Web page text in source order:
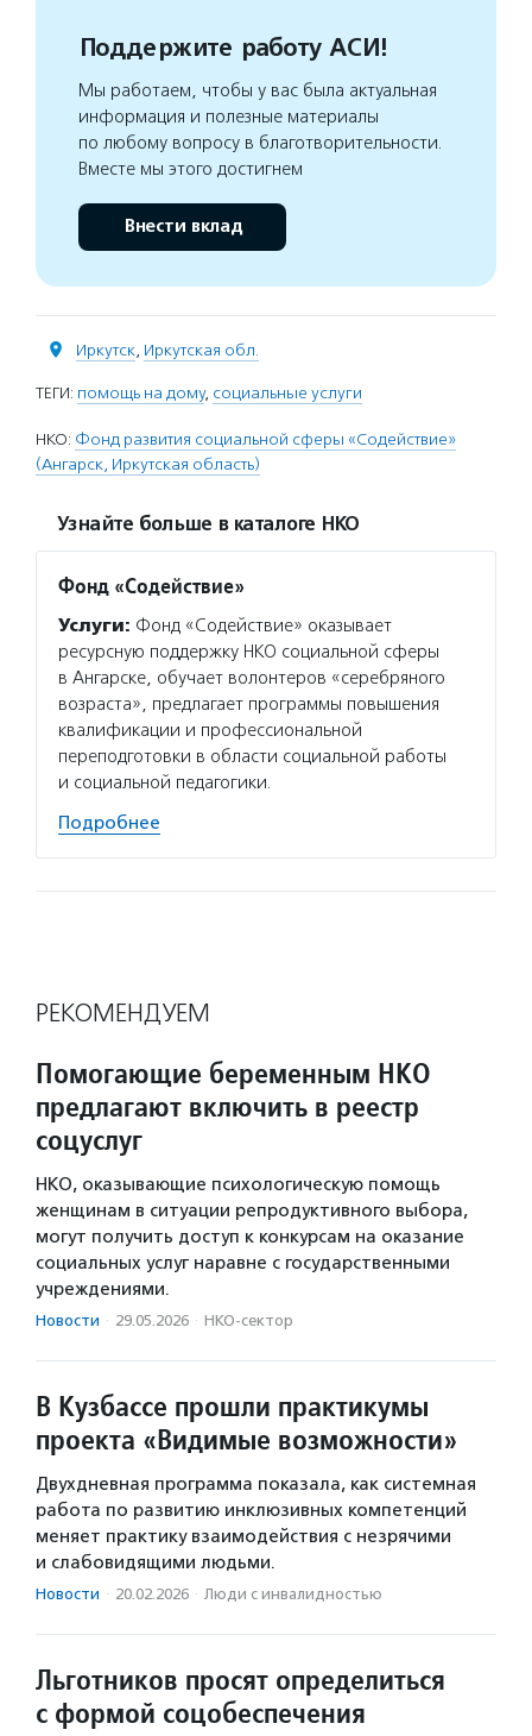
Поддержите работу АСИ!
Мы работаем, чтобы у вас была актуальная
информация и полезные материалы
по любому вопросу в благотворительности.
Вместе мы этого достигнем
Внести вклад
Иркутск, Иркутская обл.
ТЕГИ: помощь на дому, социальные услуги
НКО: Фонд развития социальной сферы «Содействие»
(Ангарск, Иркутская область)
Узнайте больше в каталоге НКО
Фонд «Содействие»
Услуги: Фонд «Содействие» оказывает
ресурсную поддержку НКО социальной сферы
в Ангарске, обучает волонтеров «серебряного
возраста», предлагает программы повышения
квалификации и профессиональной
переподготовки в области социальной работы
и социальной педагогики.
Подробнее
РЕКОМЕНДУЕМ
Помогающие беременным НКО
предлагают включить в реестр
соцуслуг
НКО, оказывающие психологическую помощь
женщинам в ситуации репродуктивного выбора,
могут получить доступ к конкурсам на оказание
социальных услуг наравне с государственными
учреждениями.
Новости · 29.05.2026 · НКО-сектор
В Кузбассе прошли практикумы
проекта «Видимые возможности»
Двухдневная программа показала, как системная
работа по развитию инклюзивных компетенций
меняет практику взаимодействия с незрячими
и слабовидящими людьми.
Новости · 20.02.2026 · Люди с инвалидностью
Льготников просят определиться
с формой соцобеспечения